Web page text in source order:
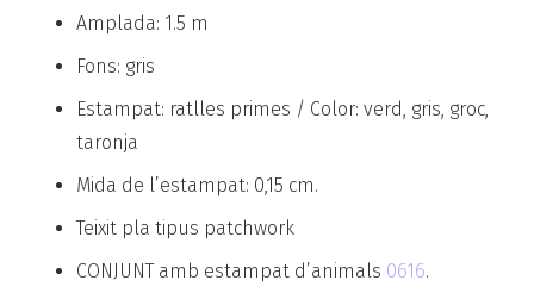
Amplada: 1.5 m
Fons: gris
Estampat: ratlles primes / Color: verd, gris, groc,
taronja
Mida de l’estampat: 0,15 cm.
Teixit pla tipus patchwork
CONJUNT amb estampat d’animals 0616.